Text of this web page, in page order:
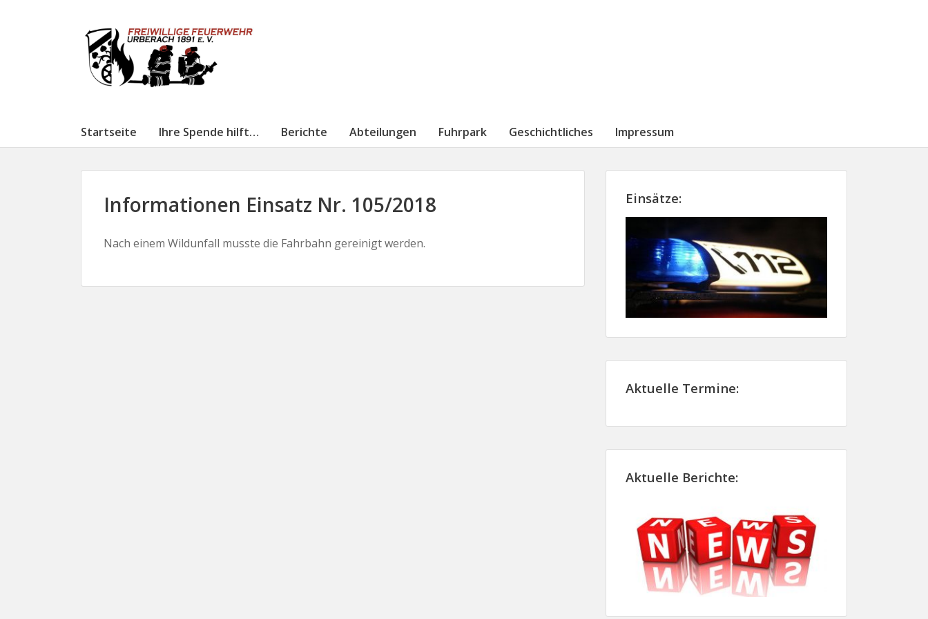
Startseite Ihre Spende hilft… Berichte Abteilungen Fuhrpark Geschichtliches Impressum
Informationen Einsatz Nr. 105/2018
Nach einem Wildunfall musste die Fahrbahn gereinigt werden.
Einsätze:
Aktuelle Termine:
Aktuelle Berichte: